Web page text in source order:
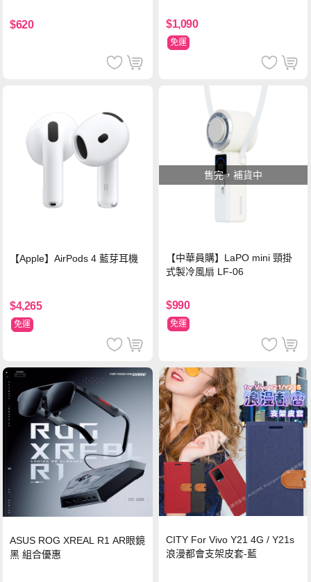
$620 $1,090
免運
【Apple】AirPods 4 藍芽耳機
$4,265
免運
售完，補貨中
【中華員購】LaPO mini 頸掛
式製冷風扇 LF-06
$990
免運
ASUS ROG XREAL R1 AR眼鏡
黑 組合優惠
CITY For Vivo Y21 4G / Y21s
浪漫都會支架皮套-藍